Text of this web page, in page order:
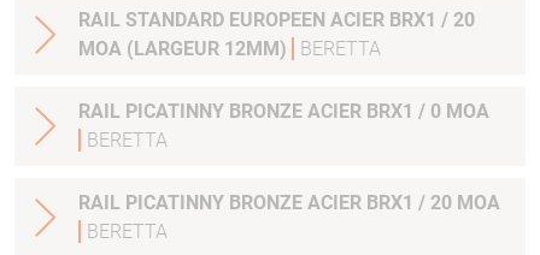
RAIL STANDARD EUROPEEN ACIER BRX1 / 20
MOA (LARGEUR 12MM)
BERETTA
RAIL PICATINNY BRONZE ACIER BRX1 / 0 MOA
BERETTA
RAIL PICATINNY BRONZE ACIER BRX1 / 20 MOA
BERETTA